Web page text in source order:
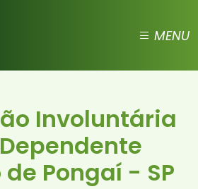
MENU
Involuntária
Pongaí - SP